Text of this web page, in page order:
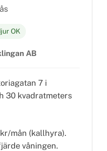
OK
AB
7 i
30 kvadratmeters
mån (kallhyra).
våningen.